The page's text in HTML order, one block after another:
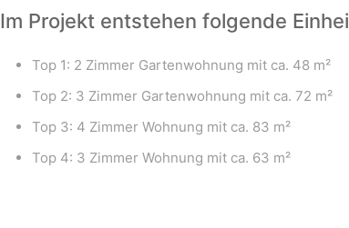
Im Projekt entstehen folgende
Top 1: 2 Zimmer Gartenwohnung mit ca. 48 m²
Top 2: 3 Zimmer Gartenwohnung mit ca. 72 m²
Top 3: 4 Zimmer Wohnung mit ca. 83 m²
Top 4: 3 Zimmer Wohnung mit ca. 63 m²